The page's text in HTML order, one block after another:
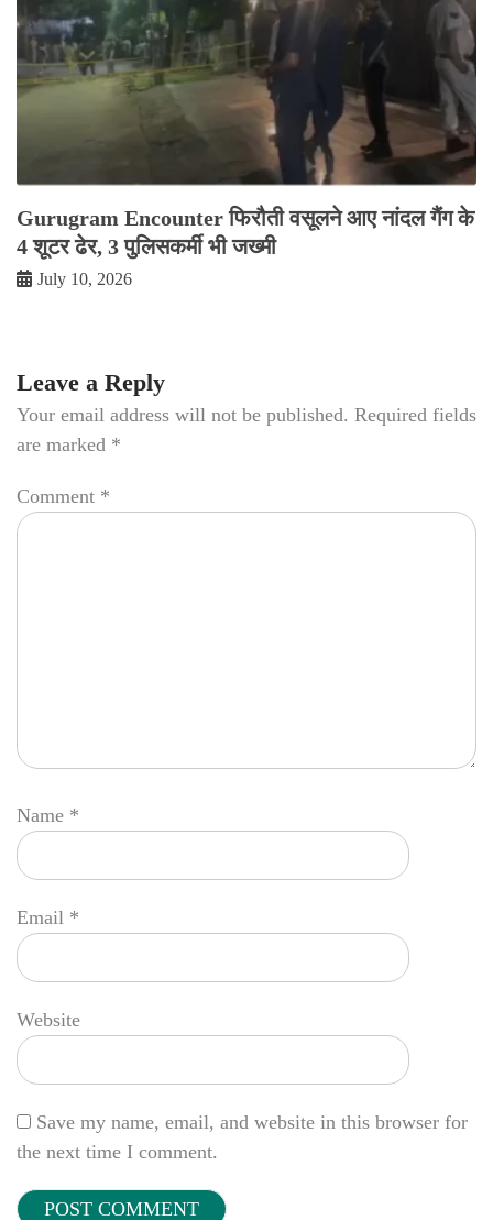
Gurugram Encounter फिरौती वसूलने आए नांदल गैंग के
4 शूटर ढेर, 3 पुलिसकर्मी भी जख्मी
July 10, 2026
Leave a Reply
Your email address will not be published. Required fields
are marked *
Comment *
Name *
Email *
Website
Save my name, email, and website in this browser for
the next time I comment.